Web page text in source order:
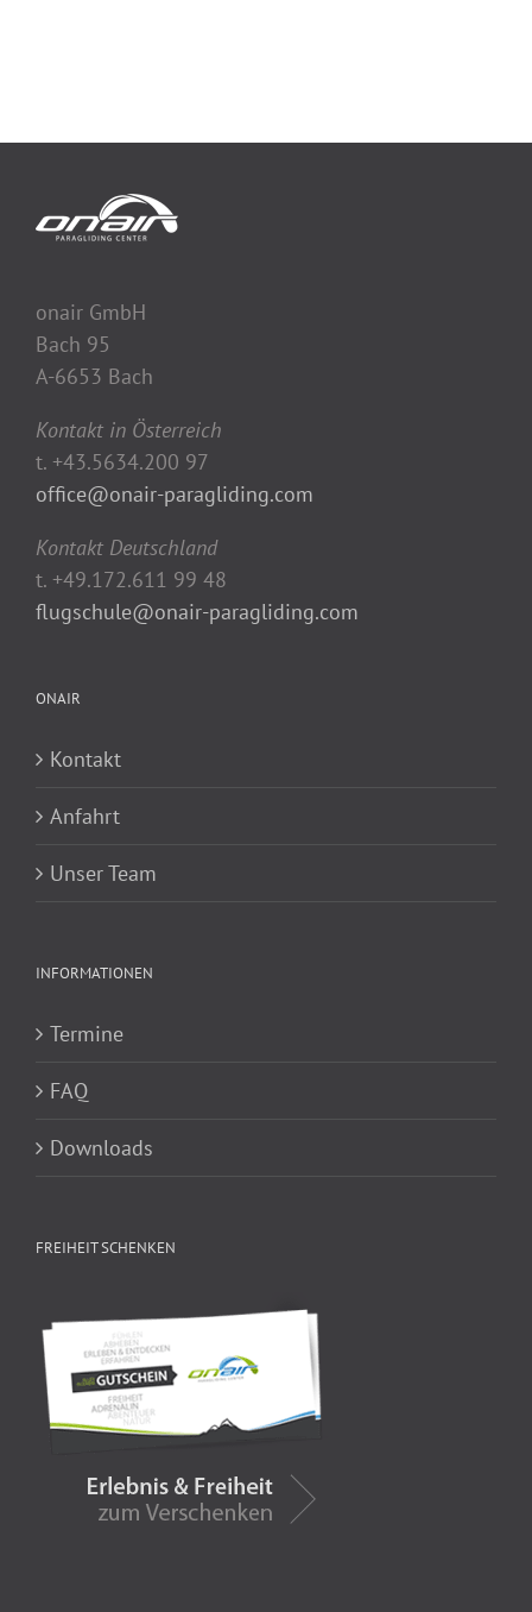
onair GmbH
Bach 95
A-6653 Bach
Kontakt in Österreich
t. +43.5634.200 97
office@onair-paragliding.com
Kontakt Deutschland
t. +49.172.611 99 48
flugschule@onair-paragliding.com
ONAIR
Kontakt
Anfahrt
Unser Team
INFORMATIONEN
Termine
FAQ
Downloads
FREIHEIT SCHENKEN